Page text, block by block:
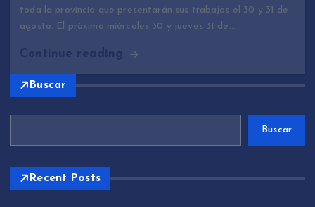
toda la provincia que presentarán sus trabajos el 30 y 31 de
agosto. El próximo miércoles 30 y jueves 31 de…
Continue reading
Buscar
Buscar
Recent Posts